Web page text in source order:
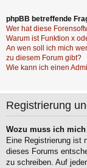
phpBB betreffende
Wer hat diese
Warum ist Funktion x
An wen soll ich mich
zu diesem Forum gibt?
Wie kann ich einen
Registrierung
Wozu muss ich
Eine Registrierung ist
dieses Forums
zu schreiben. Auf